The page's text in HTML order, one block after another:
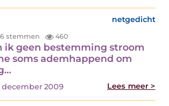
netgedicht
stemmen 460
ik geen bestemming stroom
soms ademhappend om
december 2009 Lees meer >